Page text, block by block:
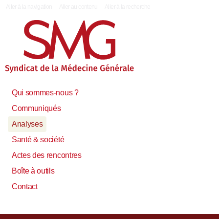
Qui sommes-nous ?
Communiqués
Analyses
Santé & société
Actes des rencontres
Boîte à outils
Contact